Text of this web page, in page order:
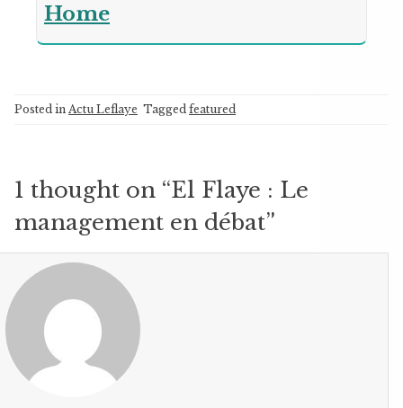
Home
Posted in Actu Leflaye Tagged featured
1 thought on “El Flaye : Le
management en débat”